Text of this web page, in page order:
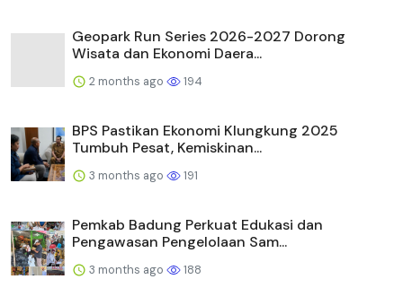
Geopark Run Series 2026-2027 Dorong
Wisata dan Ekonomi Daera...
2 months ago 194
BPS Pastikan Ekonomi Klungkung 2025
Tumbuh Pesat, Kemiskinan...
3 months ago 191
Pemkab Badung Perkuat Edukasi dan
Pengawasan Pengelolaan Sam...
3 months ago 188